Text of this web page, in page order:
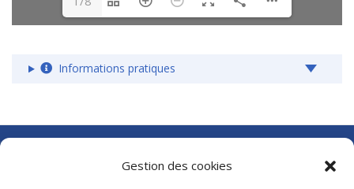
Gestion des cookies
Informations pratiques
Abonnements Frantext